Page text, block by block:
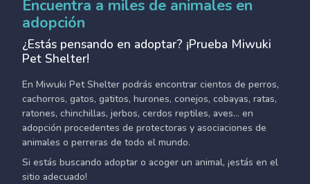
Encuentra a miles de animales en
adopción
¿Estás pensando en adoptar? ¡Prueba Miwuki
Pet Shelter!
En Miwuki Pet Shelter podrás encontrar cientos de perros,
cachorros, gatos, gatitos, hurones, conejos, cobayas, ratas,
ratones, chinchillas, jerbos, cerdos reptiles, aves... en
adopción procedentes de protectoras y asociaciones de
animales o perreras de todo el mundo.
Si estás buscando adoptar o acoger un animal, ¡estás en el
sitio adecuado!